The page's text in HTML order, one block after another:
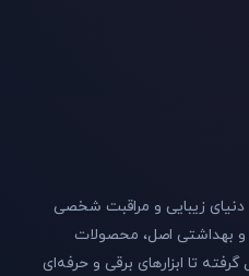
زیبایی و مراقبت شخصی
و بهداشتی اصل، محصولات
تا ابزارهای برقی و حرفه‌ای